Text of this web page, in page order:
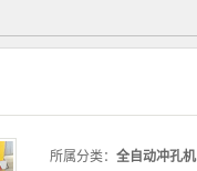
所属分类： 全自动冲孔机